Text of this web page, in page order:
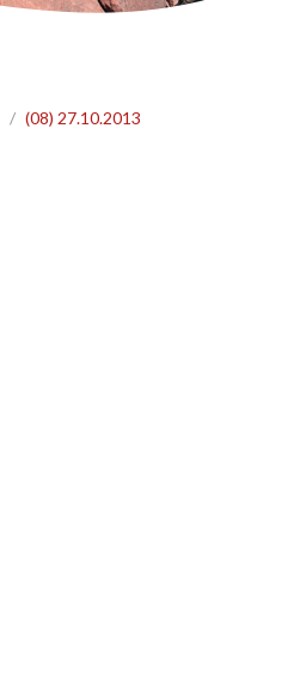
/ (08) 27.10.2013